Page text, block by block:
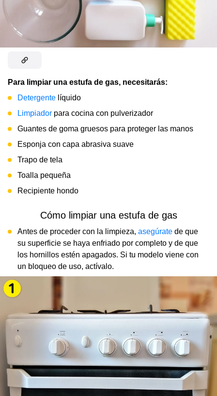
Para limpiar una estufa de gas, necesitarás:
Detergente líquido
Limpiador para cocina con pulverizador
Guantes de goma gruesos para proteger las manos
Esponja con capa abrasiva suave
Trapo de tela
Toalla pequeña
Recipiente hondo
Cómo limpiar una estufa de gas
Antes de proceder con la limpieza, asegúrate de que
su superficie se haya enfriado por completo y de que
los hornillos estén apagados. Si tu modelo viene con
un bloqueo de uso, actívalo.